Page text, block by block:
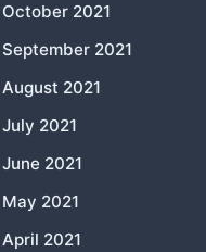
October 2021
September 2021
August 2021
July 2021
June 2021
May 2021
April 2021